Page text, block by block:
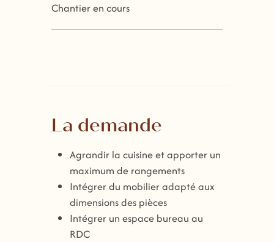
Chantier en cours
La demande
Agrandir la cuisine et apporter un
maximum de rangements
Intégrer du mobilier adapté aux
dimensions des pièces
Intégrer un espace bureau au
RDC